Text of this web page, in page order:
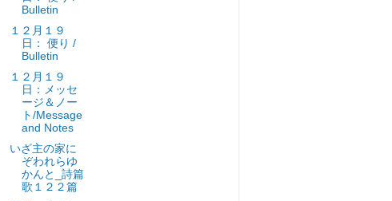
Bulletin
１２月１９
日： 便り /
Bulletin
１２月１９
日：メッセ
ージ＆ノー
ト/Message
and Notes
いざ主の家に
ぞわれらゆ
かんと_詩篇
歌１２２篇